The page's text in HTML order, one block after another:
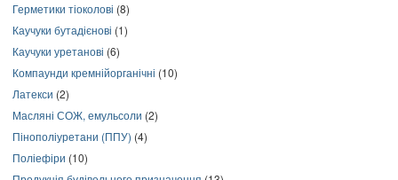
Герметики тіоколові (8)
Каучуки бутадієнові (1)
Каучуки уретанові (6)
Компаунди кремнійорганічні (10)
Латекси (2)
Масляні СОЖ, емульсоли (2)
Пінополіуретани (ППУ) (4)
Поліефіри (10)